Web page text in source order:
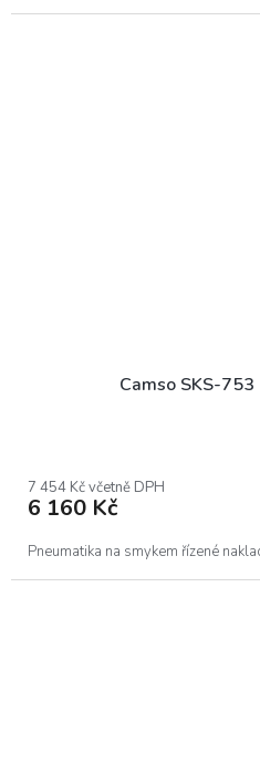
Camso SKS-
7 454 Kč včetně DPH
6 160 Kč
Pneumatika na smykem řízené